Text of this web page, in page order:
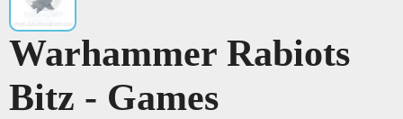
Warhammer Rabiots
Bitz - Games